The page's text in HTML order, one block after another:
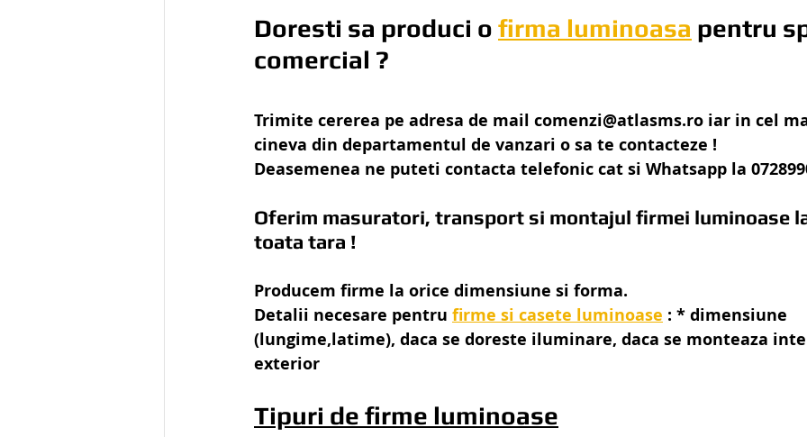
Doresti sa produci o firma luminoasa pentru
comercial ?
Trimite cererea pe adresa de mail comenzi@atlasms.ro iar in cel
cineva din departamentul de vanzari o sa te contacteze !
Deasemenea ne puteti contacta telefonic cat si Whatsapp la
Oferim masuratori, transport si montajul firmei luminoase
toata tara !
Producem firme la orice dimensiune si forma.
Detalii necesare pentru firme si casete luminoase : * dimensiune
(lungime,latime), daca se doreste iluminare, daca se monteaza
exterior
Tipuri de firme luminoase